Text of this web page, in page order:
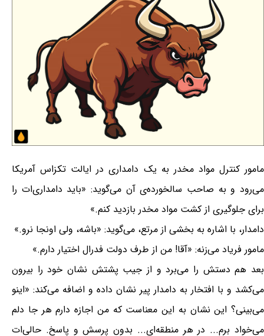
مامور کنترل مواد مخدر به یک دامداری در ایالت تکزاس آمریکا
می‌رود و به صاحب سالخورده‌ی آن می‌گوید: «باید دامداری‌ات را
برای جلوگیری از کشت مواد مخدر بازدید کنم.»
دامدار، با اشاره به بخشی از مرتع، می‌گوید: «باشه، ولی اونجا نرو.»
مامور فریاد می‌زنه: «آقا! من از طرف دولت فدرال اختیار دارم.»
بعد هم دستش را می‌برد و از جیب پشتش نشان خود را بیرون
می‌کشد و با افتخار به دامدار پیر نشان داده و اضافه می‌کند: «اینو
می‌بینی؟ این نشان به این معناست که من اجازه دارم هر جا دلم
می‌خواد برم... در هر منطقه‌ای... بدون پرسش و پاسخ. حالی‌ات